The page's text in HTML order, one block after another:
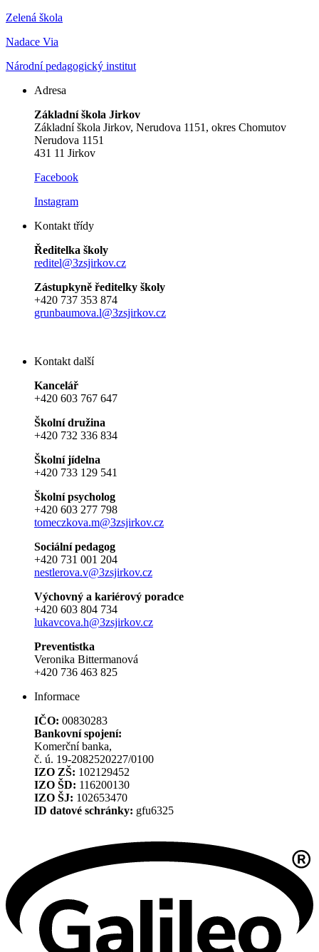
Zelená škola
Nadace Via
Národní pedagogický institut
Adresa
Základní škola Jirkov
Základní škola Jirkov, Nerudova 1151, okres Chomutov
Nerudova 1151
431 11 Jirkov
Facebook
Instagram
Kontakt třídy
Ředitelka školy
reditel@3zsjirkov.cz
Zástupkyně ředitelky školy
+420 737 353 874
grunbaumova.l@3zsjirkov.cz
Kontakt další
Kancelář
+420 603 767 647
Školní družina
+420 732 336 834
Školní jídelna
+420 733 129 541
Školní psycholog
+420 603 277 798
tomeczkova.m@3zsjirkov.cz
Sociální pedagog
+420 731 001 204
nestlerova.v@3zsjirkov.cz
Výchovný a kariérový poradce
+420 603 804 734
lukavcova.h@3zsjirkov.cz
Preventistka
Veronika Bittermanová
+420 736 463 825
Informace
IČO: 00830283
Bankovní spojení:
Komerční banka,
č. ú. 19-2082520227/0100
IZO ZŠ: 102129452
IZO ŠD: 116200130
IZO ŠJ: 102653470
ID datové schránky: gfu6325